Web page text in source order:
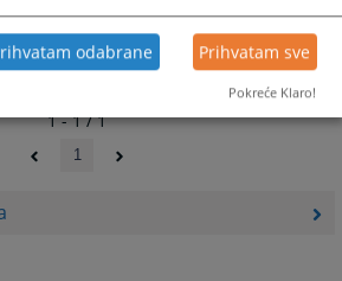
changing
dates.
1 - 1 / 1
1
odabrane Prihvatam sve
Pokreće Klaro!